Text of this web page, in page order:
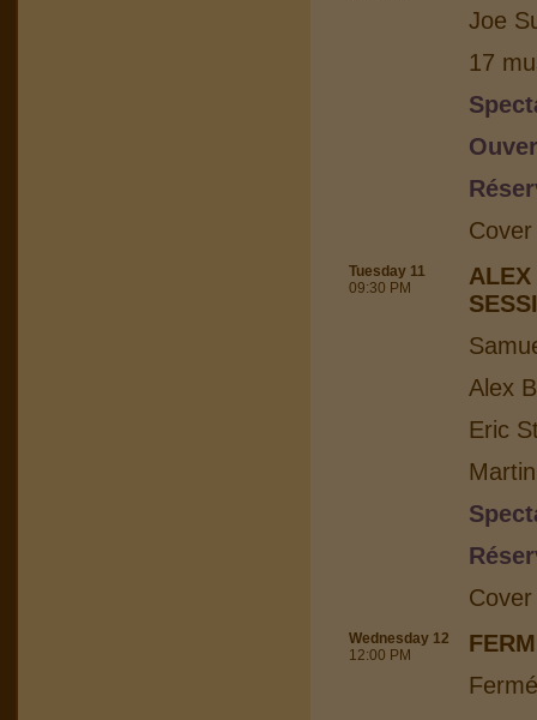
Joe
17
Tuesday 11
09:30 PM
Alex
Eric
Wednesday 12
12:00 PM